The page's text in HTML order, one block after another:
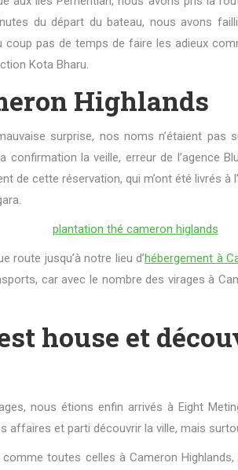
du départ du bateau, nous avons
coup pas de temps de faire les adieux
Kota Bharu.
Highlands
surprise, nos noms n’étaient
confirmation la veille, erreur de l’agence
de cette réservation, qui m’ont été livrés à
route jusqu’à notre lieu d’hébergement à
car avec le nombre des virages à
house et
nous étions enfin arrivés à Eight
affaires et parti découvrir la ville, mais
toutes celles à Cameron